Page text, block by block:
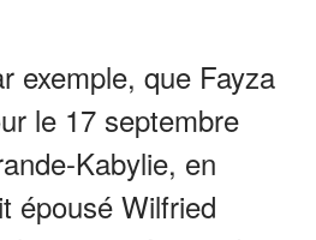
exemple, que Fayza
le 17 septembre
Kabylie, en
épousé Wilfried